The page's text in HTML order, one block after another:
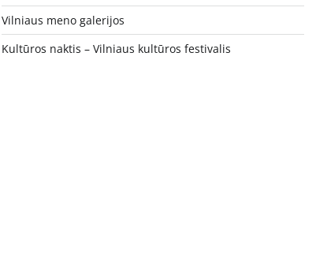
Vilniaus meno galerijos
Kultūros naktis – Vilniaus kultūros festivalis